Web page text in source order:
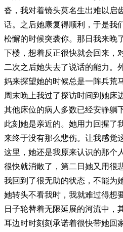
沓，我对着镜头莫名生出难以启
话。之后她康复得顺利，于是我
松懈的时候突袭你。那日我来晚
下楼，想着反正很快就会回来，
二次之后她失去了说话的能力。
妈来探望她的时候总是一阵兵荒
周末晚上我过了探访时间到她床
其他床位的病人多数已经安静躺
此刻她是亲近的。她用力回握了
来终于没有那么悲伤。让我感觉
这里，她还是我原来认识的那个
很快就消散了，第二日她又用很
我回到了很无助的状态，不能为
她转头不看我时，我就难过得想
日子轮替着无限延展的河流中，
耳边时时刻刻承诺着很快带她回